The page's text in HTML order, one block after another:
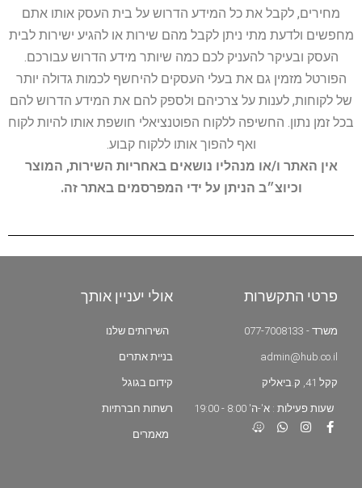
מחירים, לקבל את כל המידע הדרוש על בית העסק אותו אתם
מחפשים ולדעת מתי ניתן לקבל מהם שירות או להגיע ישירות לבית
העסק ובעיקר להעניק לכם כמה שיותר מידע הדרוש עבורכם.
הפורטל מזמין גם את בעלי העסקים להיחשף לכמות גדולה יותר
של לקוחות, לענות על צרכיהם ולספק להם את המידע הדרוש להם
בכל זמן נתון. החשיפה ללקוח הפוטנציאלי חושפת אותו להיות לקוח
ואף להפוך אותו ללקוח קבוע.
אין האתר ו/או מנהליו נושאים באחריות השירות, המוצר
וכיוצ״ב הניתן על ידי המפרסמים באתר זה.
פרטי התקשרות
משרד - 077-7008133
admin@hub.co.il
קקל 41, ק.ביאליק
שעות פעילות : א'-ה' 8:00 - 19:00
אולי יעניין אותך
השירותים שלנו
בניית אתרים
קידום בגוגל
רשתות חברתיות
מאמרים